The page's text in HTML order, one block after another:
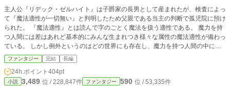
主人公『リデック・ゼルハイト』は子爵家の長男として産まれたが、検査によっ
て『魔法適性が一切無い』と判明したため父親である当主の判断で孤児院に預け
られた。 『魔法適性』とは読んで字のごとく魔法を扱う適性である。 魔力を持
つ人間には差はあれど基本的にみんな生まれつき様々な属性の魔法適性が備わっ
ている。 しかし例外というのはどの世界にも存在し、魔力を持つ人間の中にも
ごく稀に魔法適性が全くない状態で産まれてくる人も… そんな主人公、リデッ
クが5歳になったある日…ふと前世の記憶を思い出し、魔法適性に関係の無い変
化魔法に目をつける。 しかしその魔法は『魔物に変身する』というもので人々
からはあまり好意的に思われていない魔法だった。 …はたして主人公の運命や
ファンタジー 完結 長編
24h.ポイント 404pt
小説 3,489 位 / 228,847件 ファンタジー 590 位 / 53,335件